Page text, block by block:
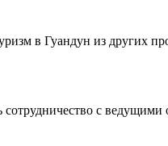
в Гуандун из других
сотрудничество с